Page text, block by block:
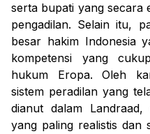
serta bupati yang secara
pengadilan. Selain itu,
besar hakim Indonesia
kompetensi yang
hukum Eropa. Oleh
sistem peradilan yang
dianut dalam Landraad,
yang paling realistis dan